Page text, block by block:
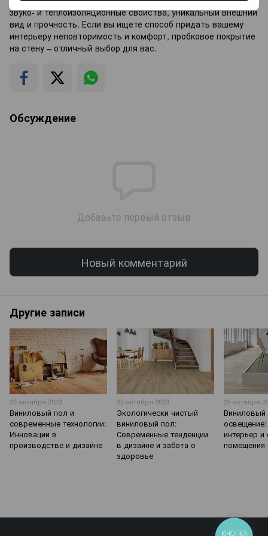
звуко- и теплоизоляционные свойства, уникальный внешний
вид и прочность. Если вы ищете способ придать вашему
интерьеру неповторимость и комфорт, пробковое покрытие
на стену – отличный выбор для вас.
Обсуждение
Добавьте первый отзыв
Новый комментарий
Другие записи
25 октября 2023
Виниловый пол и
современные технологии:
Инновации в
производстве и дизайне
25 октября 2023
Экологически чистый
виниловый пол:
Современные тенденции
в дизайне и забота о
здоровье
25 октября
Виниловый
интерьер
помещения
КНОПКА